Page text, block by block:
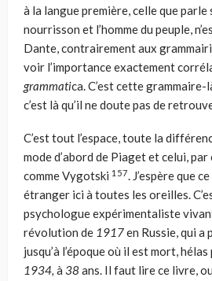
à la langue première, celle que
nourrisson et l’homme du peuple,
Dante, contrairement aux
voir l’importance exactement
grammati­ca. C’est cette
c’est là qu’il ne doute pas de
C’est tout l’espace, toute la
mode d’abord de Piaget et celui, par
comme Vygotski 157. J’espère que
étranger ici à toutes les oreilles.
psychologue expérimentaliste
révolution de 1917en Russie, qui
jusqu’à l’époque où il est mort,
1934, à 38 ans. Il faut lire ce livre,